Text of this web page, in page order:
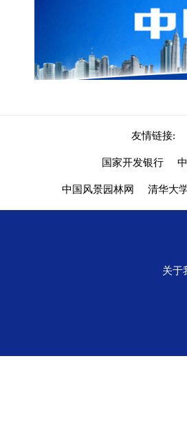
友情链接:
国家开发银行
中国风景园林网 清华大
关于